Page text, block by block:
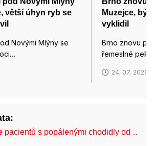
větší úhyn ryb se
Novými Mlýny se
Muzejce,
vyklidil
Brno znovu
řemeslné
24. 07. 2026
pacientů s popálenými chodidly od …